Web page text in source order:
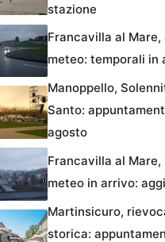
stazione
Francavilla al Mare,
meteo: temporali in
Manoppello,
Santo:
agosto
Francavilla al
meteo in arrivo:
Martinsicuro,
storica: